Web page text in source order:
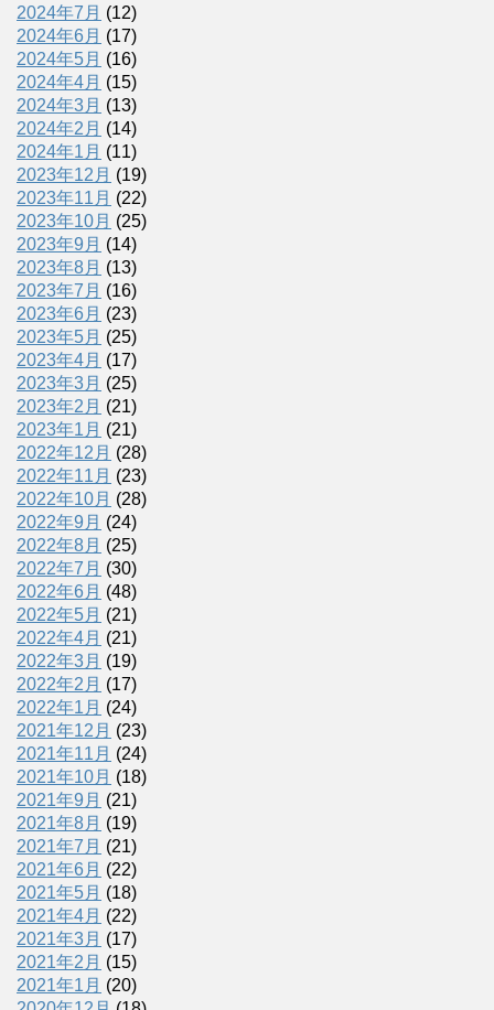
2024年7月 (12)
2024年6月 (17)
2024年5月 (16)
2024年4月 (15)
2024年3月 (13)
2024年2月 (14)
2024年1月 (11)
2023年12月 (19)
2023年11月 (22)
2023年10月 (25)
2023年9月 (14)
2023年8月 (13)
2023年7月 (16)
2023年6月 (23)
2023年5月 (25)
2023年4月 (17)
2023年3月 (25)
2023年2月 (21)
2023年1月 (21)
2022年12月 (28)
2022年11月 (23)
2022年10月 (28)
2022年9月 (24)
2022年8月 (25)
2022年7月 (30)
2022年6月 (48)
2022年5月 (21)
2022年4月 (21)
2022年3月 (19)
2022年2月 (17)
2022年1月 (24)
2021年12月 (23)
2021年11月 (24)
2021年10月 (18)
2021年9月 (21)
2021年8月 (19)
2021年7月 (21)
2021年6月 (22)
2021年5月 (18)
2021年4月 (22)
2021年3月 (17)
2021年2月 (15)
2021年1月 (20)